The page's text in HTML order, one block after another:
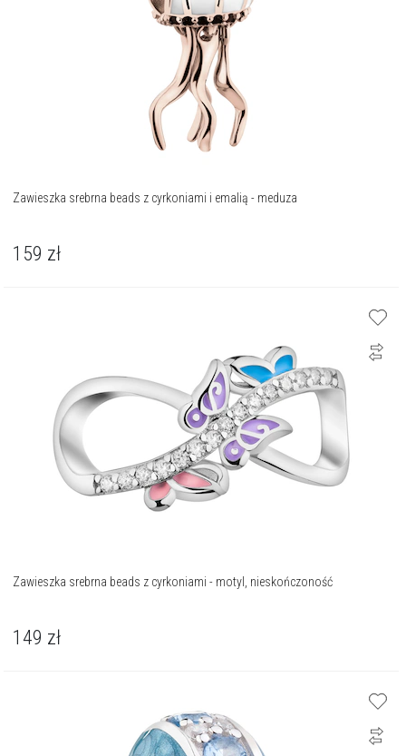
Zawieszka srebrna beads z cyrkoniami i emalią - meduza
159 zł
Zawieszka srebrna beads z cyrkoniami - motyl, nieskończoność
149 zł